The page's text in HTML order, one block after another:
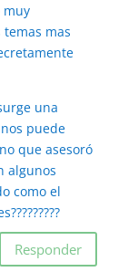
muy
mas
una
puede
que asesoró
algunos
como el
Responder